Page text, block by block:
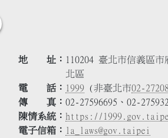
地 址
110204 臺北市信義區市
北區
電 話
1999 (非臺北市02-
傳 真
02-27596695、02-
陳情系統
https://
電子信箱
la_laws@gov.taipei